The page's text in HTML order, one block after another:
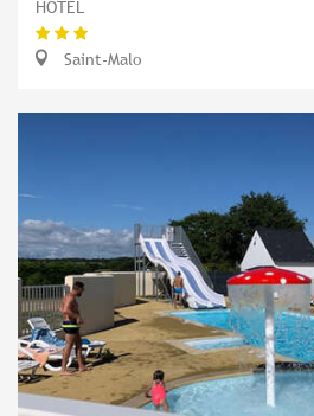
HOTEL
Saint-Malo